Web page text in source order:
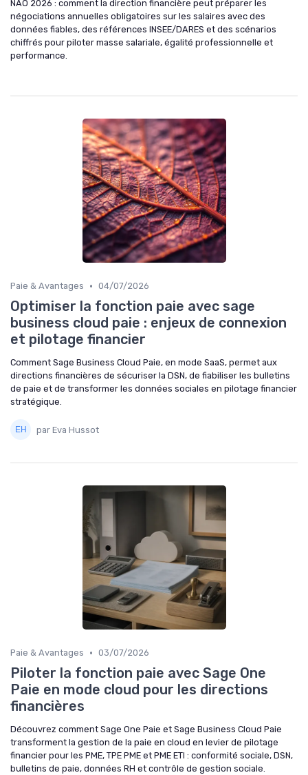
NAO 2026 : comment la direction financière peut préparer les
négociations annuelles obligatoires sur les salaires avec des
données fiables, des références INSEE/DARES et des scénarios
chiffrés pour piloter masse salariale, égalité professionnelle et
performance.
Paie & Avantages • 04/07/2026
Optimiser la fonction paie avec sage
business cloud paie : enjeux de connexion
et pilotage financier
Comment Sage Business Cloud Paie, en mode SaaS, permet aux
directions financières de sécuriser la DSN, de fiabiliser les bulletins
de paie et de transformer les données sociales en pilotage financier
stratégique.
par Eva Hussot
Paie & Avantages • 03/07/2026
Piloter la fonction paie avec Sage One
Paie en mode cloud pour les directions
financières
Découvrez comment Sage One Paie et Sage Business Cloud Paie
transforment la gestion de la paie en cloud en levier de pilotage
financier pour les PME, TPE PME et PME ETI : conformité sociale, DSN,
bulletins de paie, données RH et contrôle de gestion sociale.